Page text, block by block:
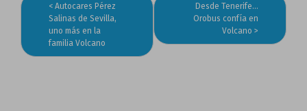
Navegación
de
entradas
Autocares Pérez
Salinas de Sevilla,
uno más en la
familia Volcano
Desde Tenerife…
Orobus confía en
Volcano